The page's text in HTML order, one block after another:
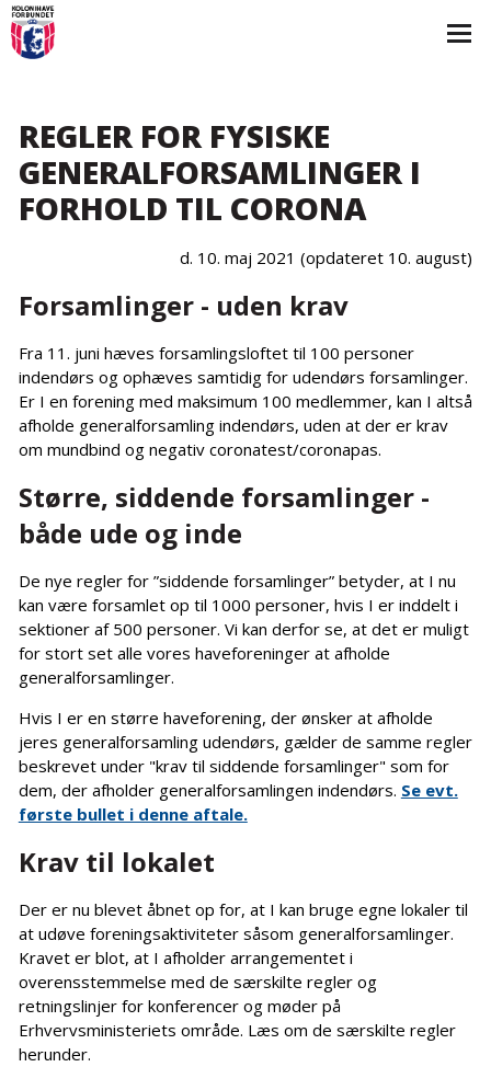
REGLER FOR FYSISKE
GENERALFORSAMLINGER I
FORHOLD TIL CORONA
d. 10. maj 2021 (opdateret 10. august)
Forsamlinger - uden krav
Fra 11. juni hæves forsamlingsloftet til 100 personer
indendørs og ophæves samtidig for udendørs forsamlinger.
Er I en forening med maksimum 100 medlemmer, kan I altså
afholde generalforsamling indendørs, uden at der er krav
om mundbind og negativ coronatest/coronapas.
Større, siddende forsamlinger -
både ude og inde
De nye regler for ”siddende forsamlinger” betyder, at I nu
kan være forsamlet op til 1000 personer, hvis I er inddelt i
sektioner af 500 personer. Vi kan derfor se, at det er muligt
for stort set alle vores haveforeninger at afholde
generalforsamlinger.
Hvis I er en større haveforening, der ønsker at afholde
jeres generalforsamling udendørs, gælder de samme regler
beskrevet under "krav til siddende forsamlinger" som for
dem, der afholder generalforsamlingen indendørs. Se evt.
første bullet i denne aftale.
Krav til lokalet
Der er nu blevet åbnet op for, at I kan bruge egne lokaler til
at udøve foreningsaktiviteter såsom generalforsamlinger.
Kravet er blot, at I afholder arrangementet i
overensstemmelse med de særskilte regler og
retningslinjer for konferencer og møder på
Erhvervsministeriets område. Læs om de særskilte regler
herunder.